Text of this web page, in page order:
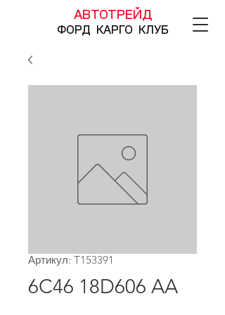
АВТОТРЕЙД
ФОРД КАРГО КЛУБ
Артикул: T153391
6C46 18D606 AA